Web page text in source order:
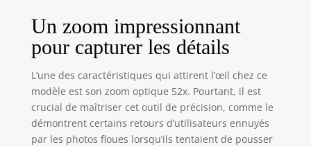
Un zoom impressionnant
pour capturer les détails
L’une des caractéristiques qui attirent l’œil chez ce
modèle est son zoom optique 52x. Pourtant, il est
crucial de maîtriser cet outil de précision, comme le
démontrent certains retours d’utilisateurs ennuyés
par les photos floues lorsqu’ils tentaient de pousser